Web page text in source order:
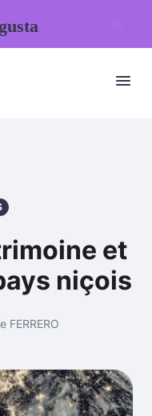
et
niçois
FERRERO